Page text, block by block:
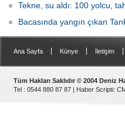
Tekne, su aldı: 100 yolcu,
Bacasında yangın çıkan
Ana Sayfa Künye İletişim
Tüm Hakları Saklıdır © 2004 Deniz
Tel : 0544 880 87 87 | Haber Scripti: